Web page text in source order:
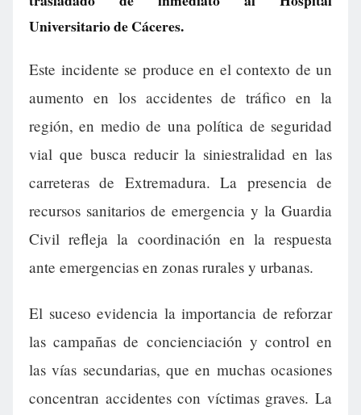
Universitario de Cáceres.
Este incidente se produce en el contexto de un
aumento en los accidentes de tráfico en la
región, en medio de una política de seguridad
vial que busca reducir la siniestralidad en las
carreteras de Extremadura. La presencia de
recursos sanitarios de emergencia y la Guardia
Civil refleja la coordinación en la respuesta
ante emergencias en zonas rurales y urbanas.
El suceso evidencia la importancia de reforzar
las campañas de concienciación y control en
las vías secundarias, que en muchas ocasiones
concentran accidentes con víctimas graves. La